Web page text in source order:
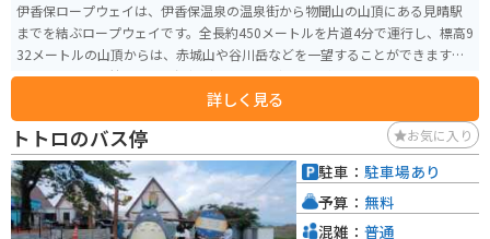
伊香保ロープウェイは、伊香保温泉の温泉街から物聞山の山頂にある見晴駅
までを結ぶロープウェイです。全長約450メートルを片道4分で運行し、標高9
32メートルの山頂からは、赤城山や谷川岳などを一望することができます。
ロープウェイの麓には「不如帰（ほととぎす）駅」があり、山頂には「見晴
駅」があります。展望台からは伊香保温泉街が一望でき、天気の良い日には群
馬の山々の美しい景色も楽しめます。
詳しく見る
トトロのバス停 お気に入り
駐車： 駐車場あり
予算： 無料
混雑： 普通